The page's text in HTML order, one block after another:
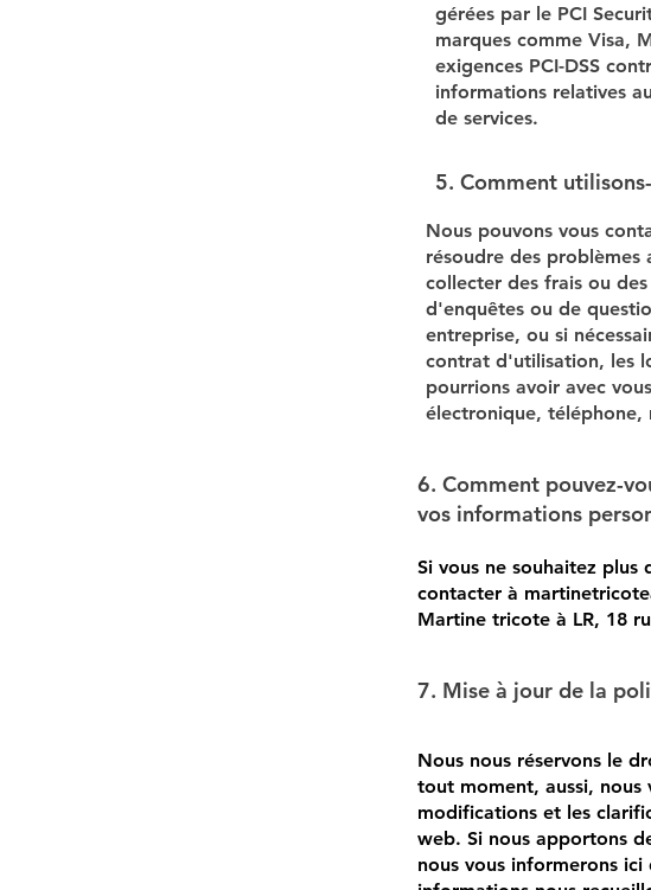
gérées par le PCI
marques comme Visa,
exigences PCI-DSS
informations relatives
de services.
5. Comment
Nous pouvons vous
résoudre des
collecter des frais ou
d'enquêtes ou de
entreprise, ou si
contrat d'utilisation, les
pourrions avoir avec
électronique, téléphone,
6. Comment pouvez-
vos informations
Si vous ne souhaitez plus
contacter à
Martine tricote à LR, 18
7. Mise à jour de la
Nous nous réservons le
tout moment, aussi, nous
modifications et les
web. Si nous apportons
nous vous informerons ici